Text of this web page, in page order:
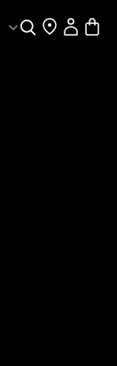
SucheHändlersuche